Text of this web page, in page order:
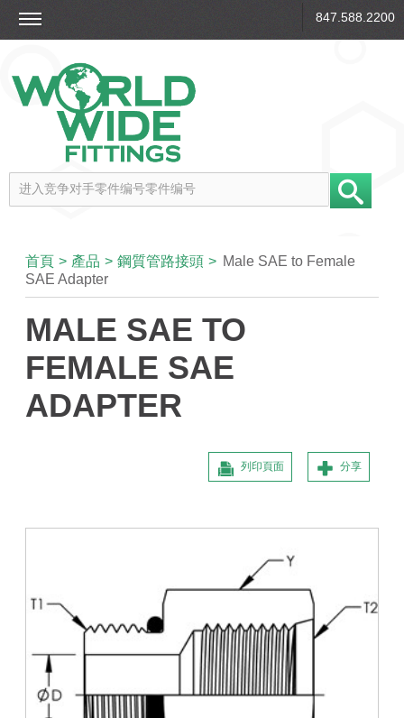
847.588.2200
首頁 > 產品 > 鋼質管路接頭 > Male SAE to Female
SAE Adapter
MALE SAE TO
FEMALE SAE
ADAPTER
分享
列印頁面